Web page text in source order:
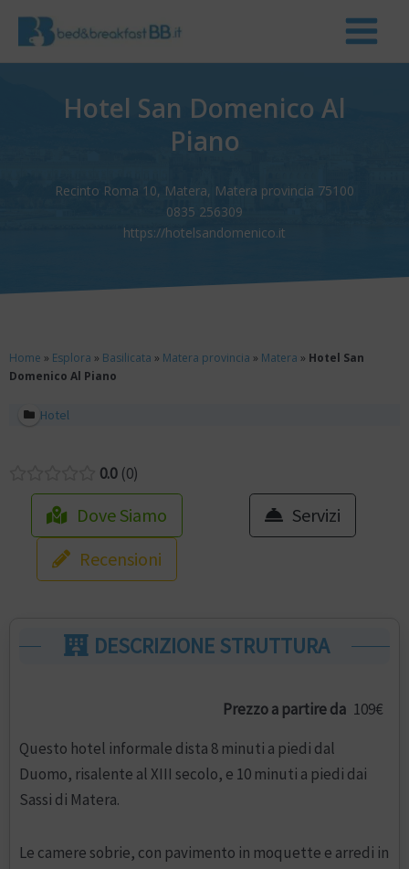
Hotel San Domenico Al
Piano
Recinto Roma 10, Matera, Matera provincia 75100
0835 256309
https://hotelsandomenico.it
Home » Esplora » Basilicata » Matera provincia » Matera » Hotel San
Domenico Al Piano
Hotel
0.0 0
Dove Siamo
Servizi
Recensioni
DESCRIZIONE STRUTTURA
Prezzo a partire da 109€
Questo hotel informale dista 8 minuti a piedi dal
Duomo, risalente al XIII secolo, e 10 minuti a piedi dai
Sassi di Matera.
Le camere sobrie, con pavimento in moquette e arredi in